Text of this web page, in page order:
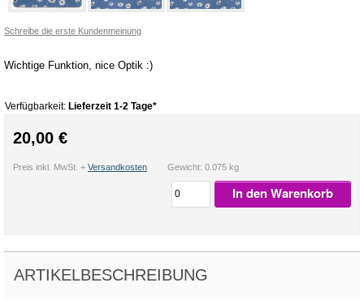
Schreibe die erste Kundenmeinung
Wichtige Funktion, nice Optik :)
Verfügbarkeit: Lieferzeit 1-2 Tage*
20,00 €
Preis inkl. MwSt. + Versandkosten Gewicht: 0.075 kg
In den Warenkorb
ARTIKELBESCHREIBUNG